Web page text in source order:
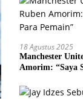
18 Agustus 2025
Manchester
Amorim: “Saya